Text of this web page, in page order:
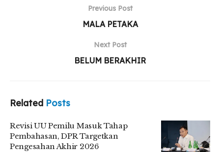
Previous Post
MALA PETAKA
Next Post
BELUM BERAKHIR
Related Posts
Revisi UU Pemilu Masuk Tahap
Pembahasan, DPR Targetkan
Pengesahan Akhir 2026